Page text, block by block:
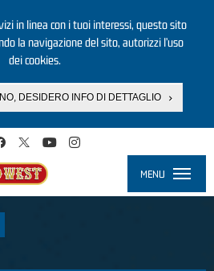
in linea con i tuoi interessi, questo sito
la navigazione del sito, autorizzi l’uso
dei cookies.
NO, DESIDERO INFO DI DETTAGLIO
MENU